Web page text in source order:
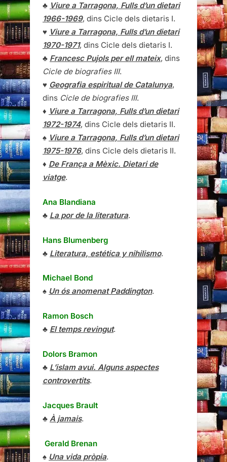
♣ Viure a Tarragona, Fulls d’un dietari
1966-1969, dins Cicle dels dietaris I.
♥ Viure a Tarragona, Fulls d’un dietari
1970-1971, dins Cicle dels dietaris I.
♣ Francesc Pujols per ell mateix, dins
Cicle de biografies III.
♥ Geografia espiritual de Catalunya,
dins Cicle de biografies III.
♦ Viure a Tarragona, Fulls d’un dietari
1972-1974, dins Cicle dels dietaris II.
♠ Viure a Tarragona, Fulls d’un dietari
1975-1976, dins Cicle dels dietaris II.
♦ De França a Mèxic. Dietari de
viatge.
Ana Blandiana
♣ La por de la literatura.
Hans Blumenberg
♣ Literatura, estética y nihilismo.
Michael Bond
♠ Un ós anomenat Paddington.
Ramon Bosch
♣ El temps revingut.
Dolors Bramon
♣ L’islam avui. Alguns aspectes
controvertits.
Jacques Brault
♣ À jamais.
Gerald Brenan
♠ Una vida pròpia.